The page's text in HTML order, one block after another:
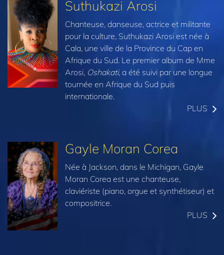
Suthukazi Arosi
Chanteuse, danseuse, actrice et militante
pour la culture, Suthukazi Arosi est née à
Cala, une ville de la Province du Cap en
Afrique du Sud. Le premier album de Mme
Arosi, Oshakati, a été suivi par une longue
tournée en Afrique du Sud puis
internationale.
PLUS
Gayle Moran Corea
Née à Jackson, dans le Michigan, Gayle
Moran Corea est une chanteuse,
claviériste (piano, orgue et synthétiseur) et
compositrice.
PLUS